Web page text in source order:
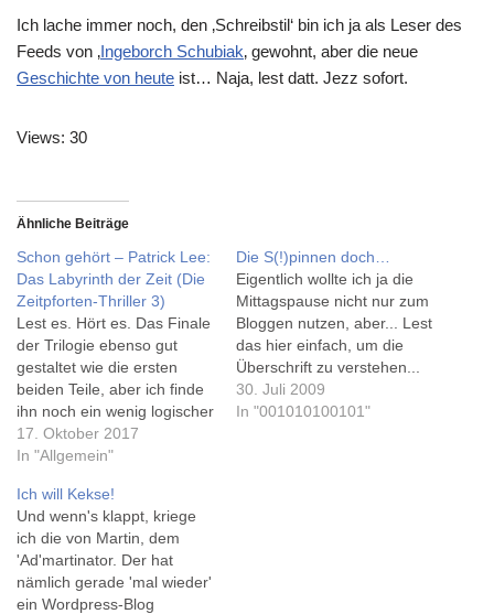
Ich lache immer noch, den ‚Schreibstil‘ bin ich ja als Leser des
Feeds von ‚Ingeborch Schubiak‚ gewohnt, aber die neue
Geschichte von heute ist… Naja, lest datt. Jezz sofort.
Views: 30
Ähnliche Beiträge
Schon gehört – Patrick Lee:
Das Labyrinth der Zeit (Die
Zeitpforten-Thriller 3)
Lest es. Hört es. Das Finale
der Trilogie ebenso gut
gestaltet wie die ersten
beiden Teile, aber ich finde
ihn noch ein wenig logischer
und spannender -
insgesamt eine sehr
Inhalt kann ich wenig
sagen, ohne etwas zu
verraten. Lest es. Hört es.
Und ich muss erstmal
damit…
17. Oktober 2017
In "Allgemein"
Die S(!)pinnen doch…
Eigentlich wollte ich ja die
Mittagspause nicht nur zum
Bloggen nutzen, aber... Lest
das hier einfach, um die
Überschrift zu verstehen...
Danke an Tina für den Tipp!
30. Juli 2009
In "001010100101"
Ich will Kekse!
Und wenn's klappt, kriege
ich die von Martin, dem
'Ad'martinator. Der hat
nämlich gerade 'mal wieder'
ein Wordpress-Blog